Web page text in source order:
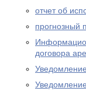
отчет об
прогнозный
договора